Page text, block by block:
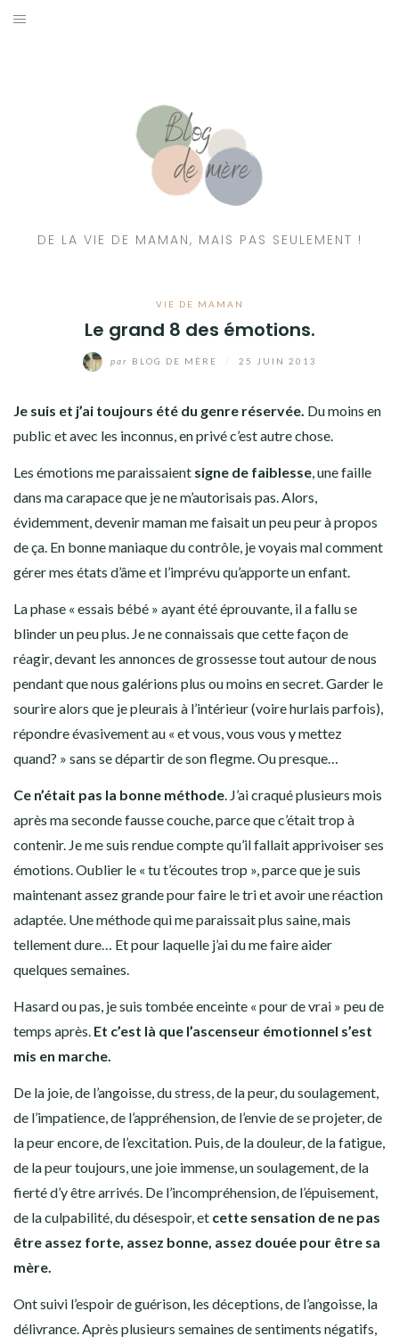
DE LA VIE DE MAMAN, MAIS PAS SEULEMENT !
VIE DE MAMAN
Le grand 8 des émotions.
par BLOG DE MÈRE 25 JUIN 2013
Je suis et j’ai toujours été du genre réservée. Du moins en
public et avec les inconnus, en privé c’est autre chose.
Les émotions me paraissaient signe de faiblesse, une faille
dans ma carapace que je ne m’autorisais pas. Alors,
évidemment, devenir maman me faisait un peu peur à propos
de ça. En bonne maniaque du contrôle, je voyais mal comment
gérer mes états d’âme et l’imprévu qu’apporte un enfant.
La phase « essais bébé » ayant été éprouvante, il a fallu se
blinder un peu plus. Je ne connaissais que cette façon de
réagir, devant les annonces de grossesse tout autour de nous
pendant que nous galérions plus ou moins en secret. Garder le
sourire alors que je pleurais à l’intérieur (voire hurlais parfois),
répondre évasivement au « et vous, vous vous y mettez
quand? » sans se départir de son flegme. Ou presque…
Ce n’était pas la bonne méthode. J’ai craqué plusieurs mois
après ma seconde fausse couche, parce que c’était trop à
contenir. Je me suis rendue compte qu’il fallait apprivoiser ses
émotions. Oublier le « tu t’écoutes trop », parce que je suis
maintenant assez grande pour faire le tri et avoir une réaction
adaptée. Une méthode qui me paraissait plus saine, mais
tellement dure… Et pour laquelle j’ai du me faire aider
quelques semaines.
Hasard ou pas, je suis tombée enceinte « pour de vrai » peu de
temps après. Et c’est là que l’ascenseur émotionnel s’est
mis en marche.
De la joie, de l’angoisse, du stress, de la peur, du soulagement,
de l’impatience, de l’appréhension, de l’envie de se projeter, de
la peur encore, de l’excitation. Puis, de la douleur, de la fatigue,
de la peur toujours, une joie immense, un soulagement, de la
fierté d’y être arrivés. De l’incompréhension, de l’épuisement,
de la culpabilité, du désespoir, et cette sensation de ne pas
être assez forte, assez bonne, assez douée pour être sa
mère.
Ont suivi l’espoir de guérison, les déceptions, de l’angoisse, la
délivrance. Après plusieurs semaines de sentiments négatifs,
RESSOURCES NUTRITION & PARENTALITÉ